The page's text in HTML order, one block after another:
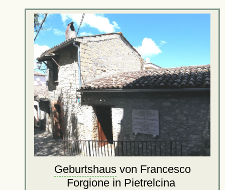
Geburtshausvon Francesco
Forgione in Pietrelcina